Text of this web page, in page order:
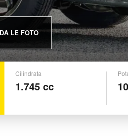
LE FOTO
Cilindrata
1.745 cc